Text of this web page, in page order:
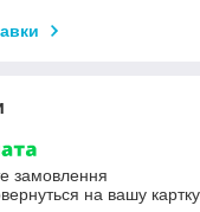
замовлення
на вашу картку